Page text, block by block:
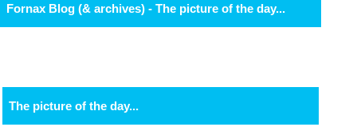
Fornax Blog (& archives) - The picture of the day...
The picture of the day...